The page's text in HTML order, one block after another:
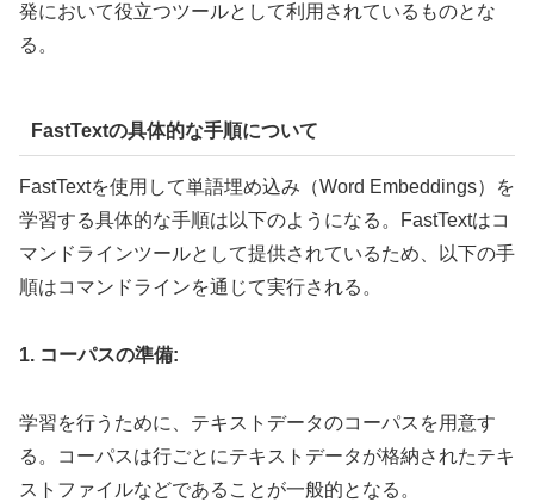
発において役立つツールとして利用されているものとな
る。
FastTextの具体的な手順について
FastTextを使用して単語埋め込み（Word Embeddings）を
学習する具体的な手順は以下のようになる。FastTextはコ
マンドラインツールとして提供されているため、以下の手
順はコマンドラインを通じて実行される。
1. コーパスの準備:
学習を行うために、テキストデータのコーパスを用意す
る。コーパスは行ごとにテキストデータが格納されたテキ
ストファイルなどであることが一般的となる。